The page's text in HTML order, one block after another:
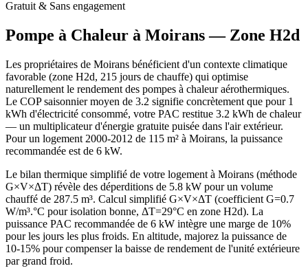
Gratuit & Sans engagement
Pompe à Chaleur à Moirans— Zone H2d
Les propriétaires de Moirans bénéficient d'un contexte climatique
favorable (zone H2d, 215 jours de chauffe) qui optimise
naturellement le rendement des pompes à chaleur aérothermiques.
Le COP saisonnier moyen de 3.2 signifie concrètement que pour 1
kWh d'électricité consommé, votre PAC restitue 3.2 kWh de chaleur
— un multiplicateur d'énergie gratuite puisée dans l'air extérieur.
Pour un logement 2000-2012 de 115 m² à Moirans, la puissance
recommandée est de 6 kW.
Le bilan thermique simplifié de votre logement à Moirans (méthode
G×V×ΔT) révèle des déperditions de 5.8 kW pour un volume
chauffé de 287.5 m³. Calcul simplifié G×V×ΔT (coefficient G=0.7
W/m³.°C pour isolation bonne, ΔT=29°C en zone H2d). La
puissance PAC recommandée de 6 kW intègre une marge de 10%
pour les jours les plus froids. En altitude, majorez la puissance de
10-15% pour compenser la baisse de rendement de l'unité extérieure
par grand froid.